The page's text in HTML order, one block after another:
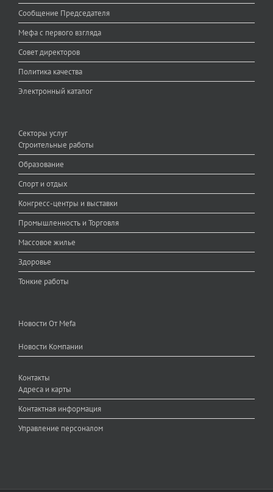
Сообщение Председателя
Мефа с первого взгляда
Совет директоров
Политика качества
Электронный каталог
Секторы услуг
Строительные работы
Образование
Спорт и отдых
Конгресс-центры и выставки
Промышленность и Торговля
Массовое жилье
Здоровье
Тонкие работы
Новости От Mefa
Новости Компании
Контакты
Адреса и карты
Контактная информация
Управление персоналом